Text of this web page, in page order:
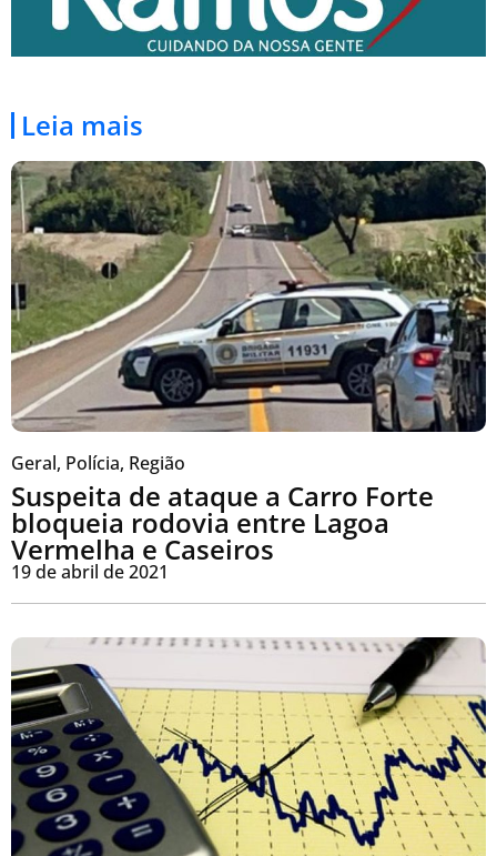
Leia mais
Geral, Polícia, Região
Suspeita de ataque a Carro Forte
bloqueia rodovia entre Lagoa
Vermelha e Caseiros
19 de abril de 2021